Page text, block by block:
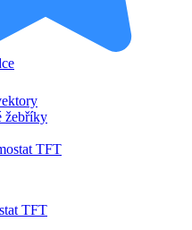
žebříky
TFT